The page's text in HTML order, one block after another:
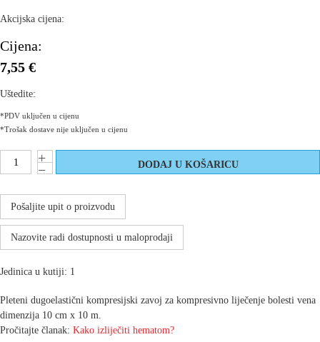
Akcijska cijena:
Cijena:
7,55 €
Uštedite:
*PDV uključen u cijenu
*Trošak dostave nije uključen u cijenu
Pošaljite upit o proizvodu
Nazovite radi dostupnosti u maloprodaji
Jedinica u kutiji: 1
Pleteni dugoelastični kompresijski zavoj za kompresivno liječenje bolesti vena
dimenzija 10 cm x 10 m.
Pročitajte članak: Kako izliječiti hematom?